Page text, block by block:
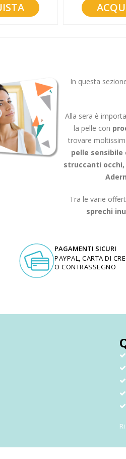
In questa
Alla sera è
la pelle con
trovare
pelle sensibile
struccanti
Tra le varie
sprechi
PAGAMENTI SICURI
PAYPAL, CARTA DI
O CONTRASSEGNO